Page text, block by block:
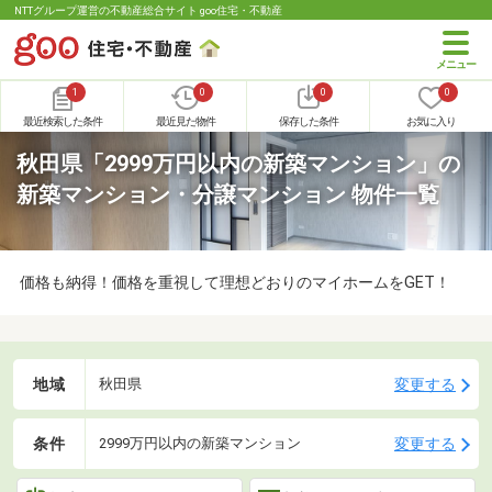
NTTグループ運営の不動産総合サイト goo住宅・不動産
1
最近検索した条件
0
最近見た物件
0
保存した条件
0
お気に入り
秋田県「2999万円以内の新築マンション」の
新築マンション・分譲マンション 物件一覧
価格も納得！価格を重視して理想どおりのマイホームをGET！
地域 秋田県 変更する
条件 2999万円以内の新築マンション 変更する